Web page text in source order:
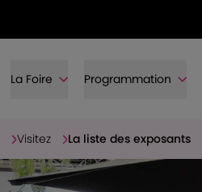
La Foire Programmation
Visitez La liste des exposants